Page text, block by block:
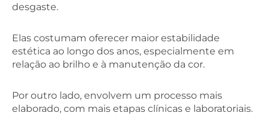
desgaste.
Elas costumam oferecer maior estabilidade
estética ao longo dos anos, especialmente em
relação ao brilho e à manutenção da cor.
Por outro lado, envolvem um processo mais
elaborado, com mais etapas clínicas e laboratoriais.